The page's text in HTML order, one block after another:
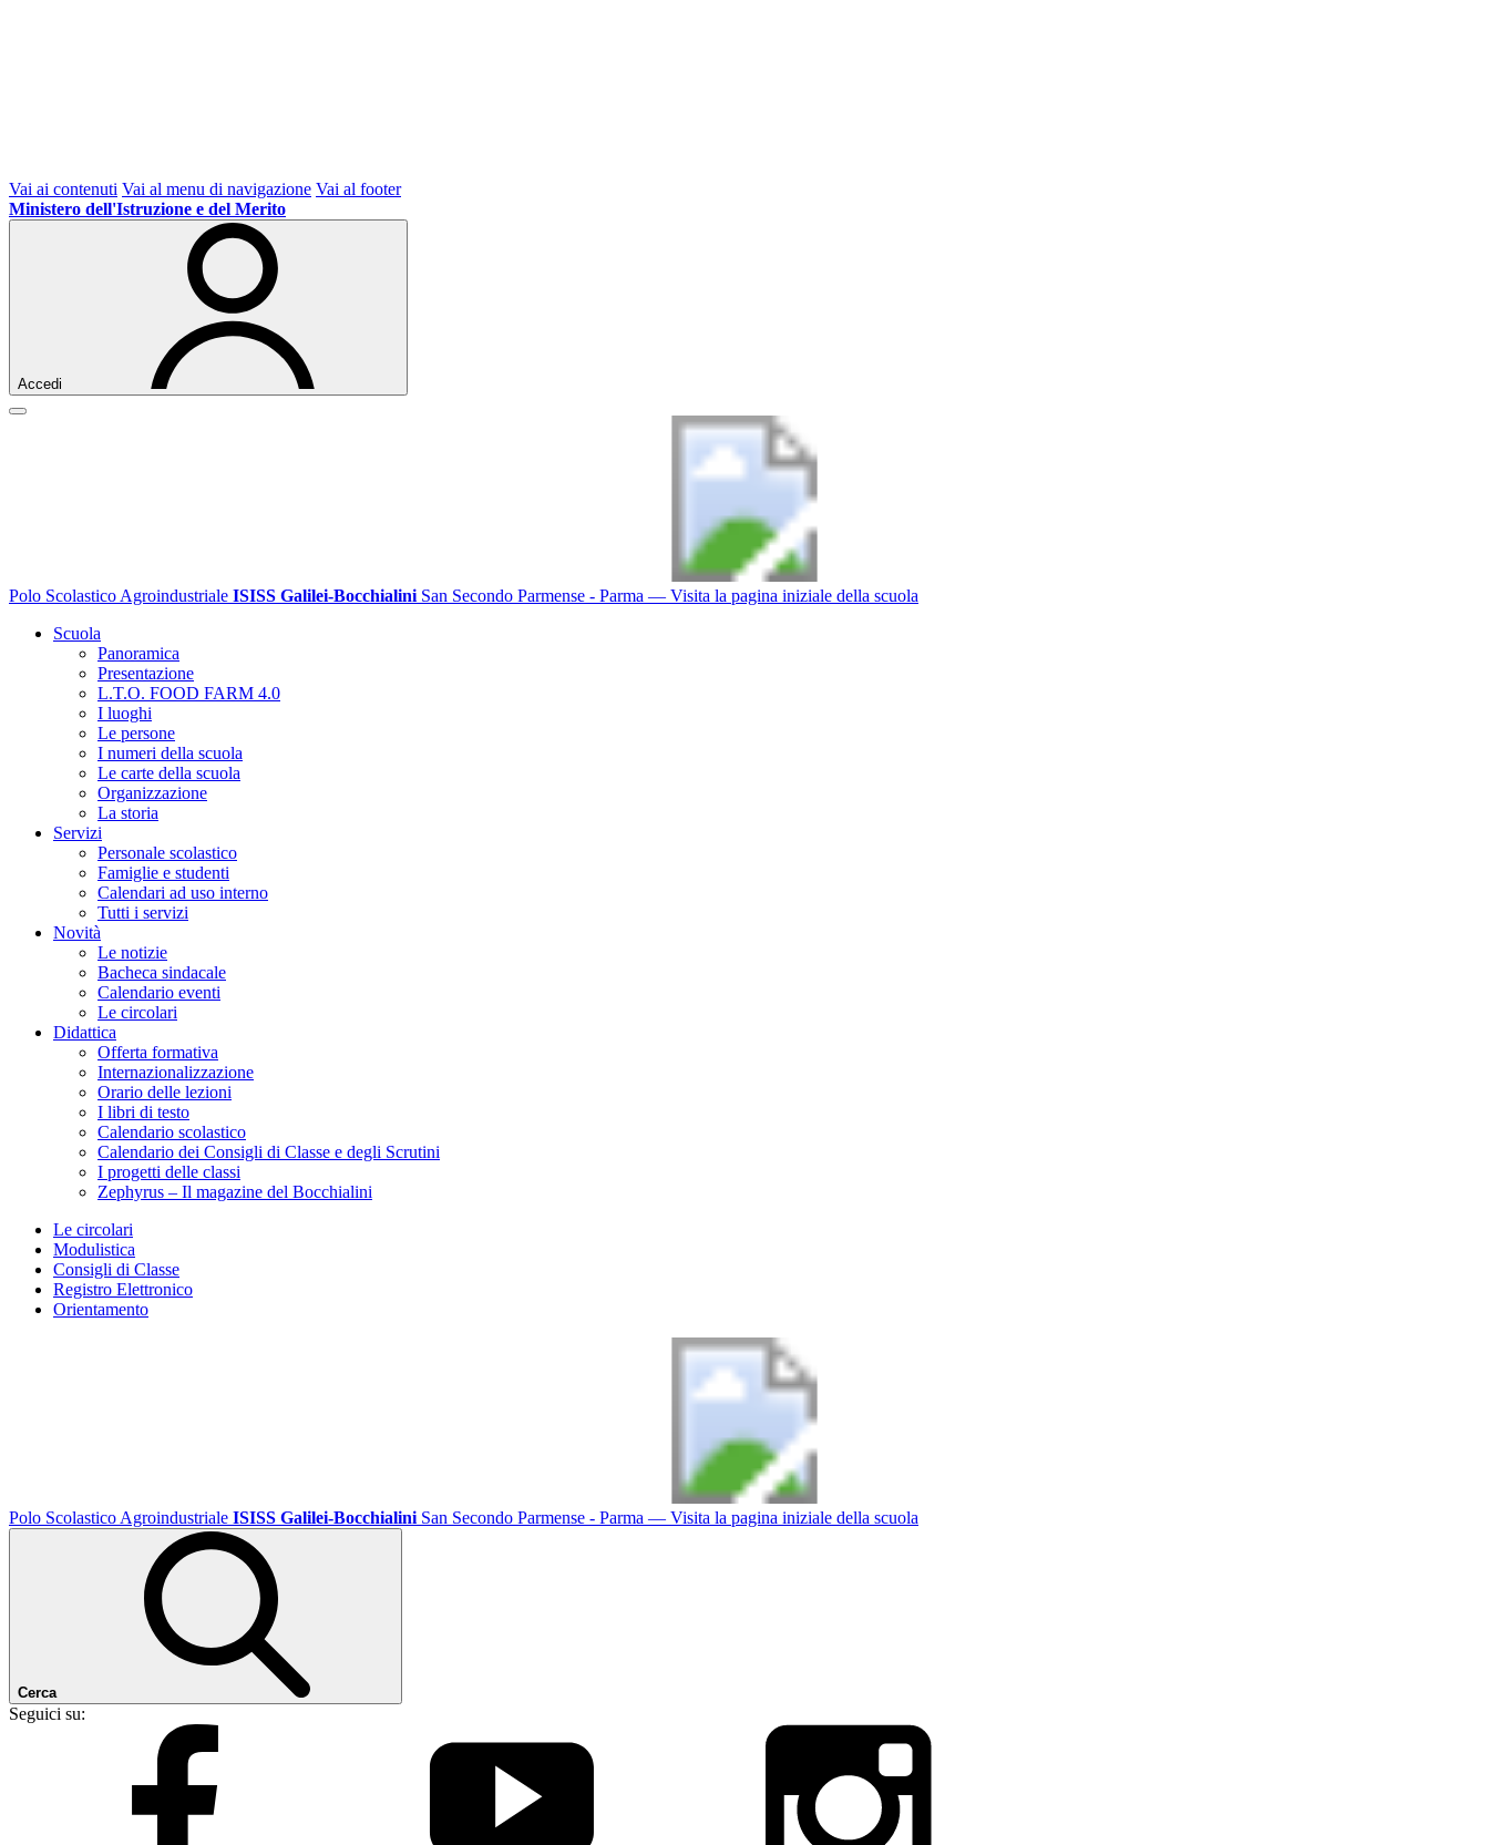
Vai ai contenuti Vai al menu di navigazione Vai al footer
Ministero dell'Istruzione e del Merito
Accedi
Polo Scolastico Agroindustriale ISISS Galilei-Bocchialini San Secondo Parmense - Parma — Visita la pagina iniziale della scuola
Scuola
Panoramica
Presentazione
L.T.O. FOOD FARM 4.0
I luoghi
Le persone
I numeri della scuola
Le carte della scuola
Organizzazione
La storia
Servizi
Personale scolastico
Famiglie e studenti
Calendari ad uso interno
Tutti i servizi
Novità
Le notizie
Bacheca sindacale
Calendario eventi
Le circolari
Didattica
Offerta formativa
Internazionalizzazione
Orario delle lezioni
I libri di testo
Calendario scolastico
Calendario dei Consigli di Classe e degli Scrutini
I progetti delle classi
Zephyrus – Il magazine del Bocchialini
Le circolari
Modulistica
Consigli di Classe
Registro Elettronico
Orientamento
Polo Scolastico Agroindustriale ISISS Galilei-Bocchialini San Secondo Parmense - Parma — Visita la pagina iniziale della scuola
Cerca
Seguici su: